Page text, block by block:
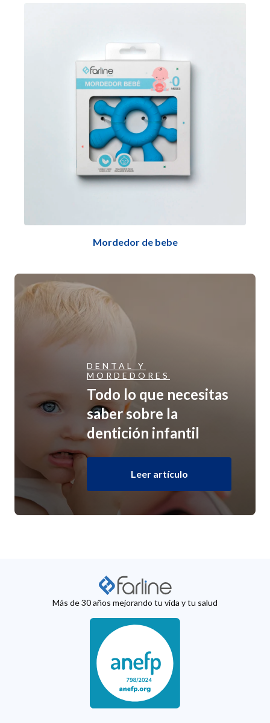
Mordedor de bebe
DENTAL Y
MORDEDORES
Todo lo que necesitas
saber sobre la
dentición infantil
Leer artículo
Más de 30 años mejorando tu vida y tu salud